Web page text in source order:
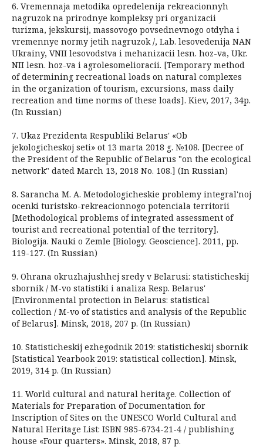
6. Vremennaja metodika opredelenija rekreacionnyh
nagruzok na prirodnye kompleksy pri organizacii
turizma, jekskursij, massovogo povsednevnogo otdyha i
vremennye normy jetih nagruzok /, Lab. lesovedenija NAN
Ukrainy, VNII lesovodstva i mehanizacii lesn. hoz-va, Ukr.
NII lesn. hoz-va i agrolesomelioracii. [Temporary method
of determining recreational loads on natural complexes
in the organization of tourism, excursions, mass daily
recreation and time norms of these loads]. Kiev, 2017, 34p.
(In Russian)
7. Ukaz Prezidenta Respubliki Belarus' «Ob
jekologicheskoj seti» ot 13 marta 2018 g. №108. [Decree of
the President of the Republic of Belarus "on the ecological
network" dated March 13, 2018 No. 108.] (In Russian)
8. Sarancha M. A. Metodologicheskie problemy integral'noj
ocenki turistsko-rekreacionnogo potenciala territorii
[Methodological problems of integrated assessment of
tourist and recreational potential of the territory].
Biologija. Nauki o Zemle [Biology. Geoscience]. 2011, pp.
119-127. (In Russian)
9. Ohrana okruzhajushhej sredy v Belarusi: statisticheskij
sbornik / M-vo statistiki i analiza Resp. Belarus'
[Environmental protection in Belarus: statistical
collection / M-vo of statistics and analysis of the Republic
of Belarus]. Minsk, 2018, 207 p. (In Russian)
10. Statisticheskij ezhegodnik 2019: statisticheskij sbornik
[Statistical Yearbook 2019: statistical collection]. Minsk,
2019, 314 p. (In Russian)
11. World cultural and natural heritage. Collection of
Materials for Preparation of Documentation for
Inscription of Sites on the UNESCO World Cultural and
Natural Heritage List: ISBN 985-6734-21-4 / publishing
house «Four quarters». Minsk, 2018, 87 p.